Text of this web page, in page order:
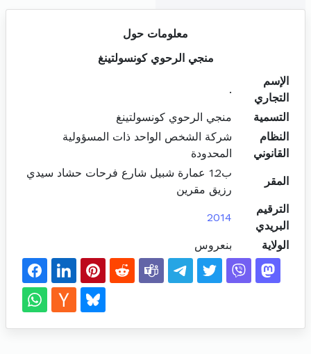
معلومات حول
منجي الرحوي كونسولتينغ
الإسم
التجاري
.
التسمية
منجي الرحوي كونسولتينغ
النظام
القانوني
شركة الشخص الواحد ذات المسؤولية
المحدودة
المقر
ب1.2 عمارة شبيل شارع فرحات حشاد سيدي
رزيق مقرين
الترقيم
البريدي
2014
الولاية بنعروس